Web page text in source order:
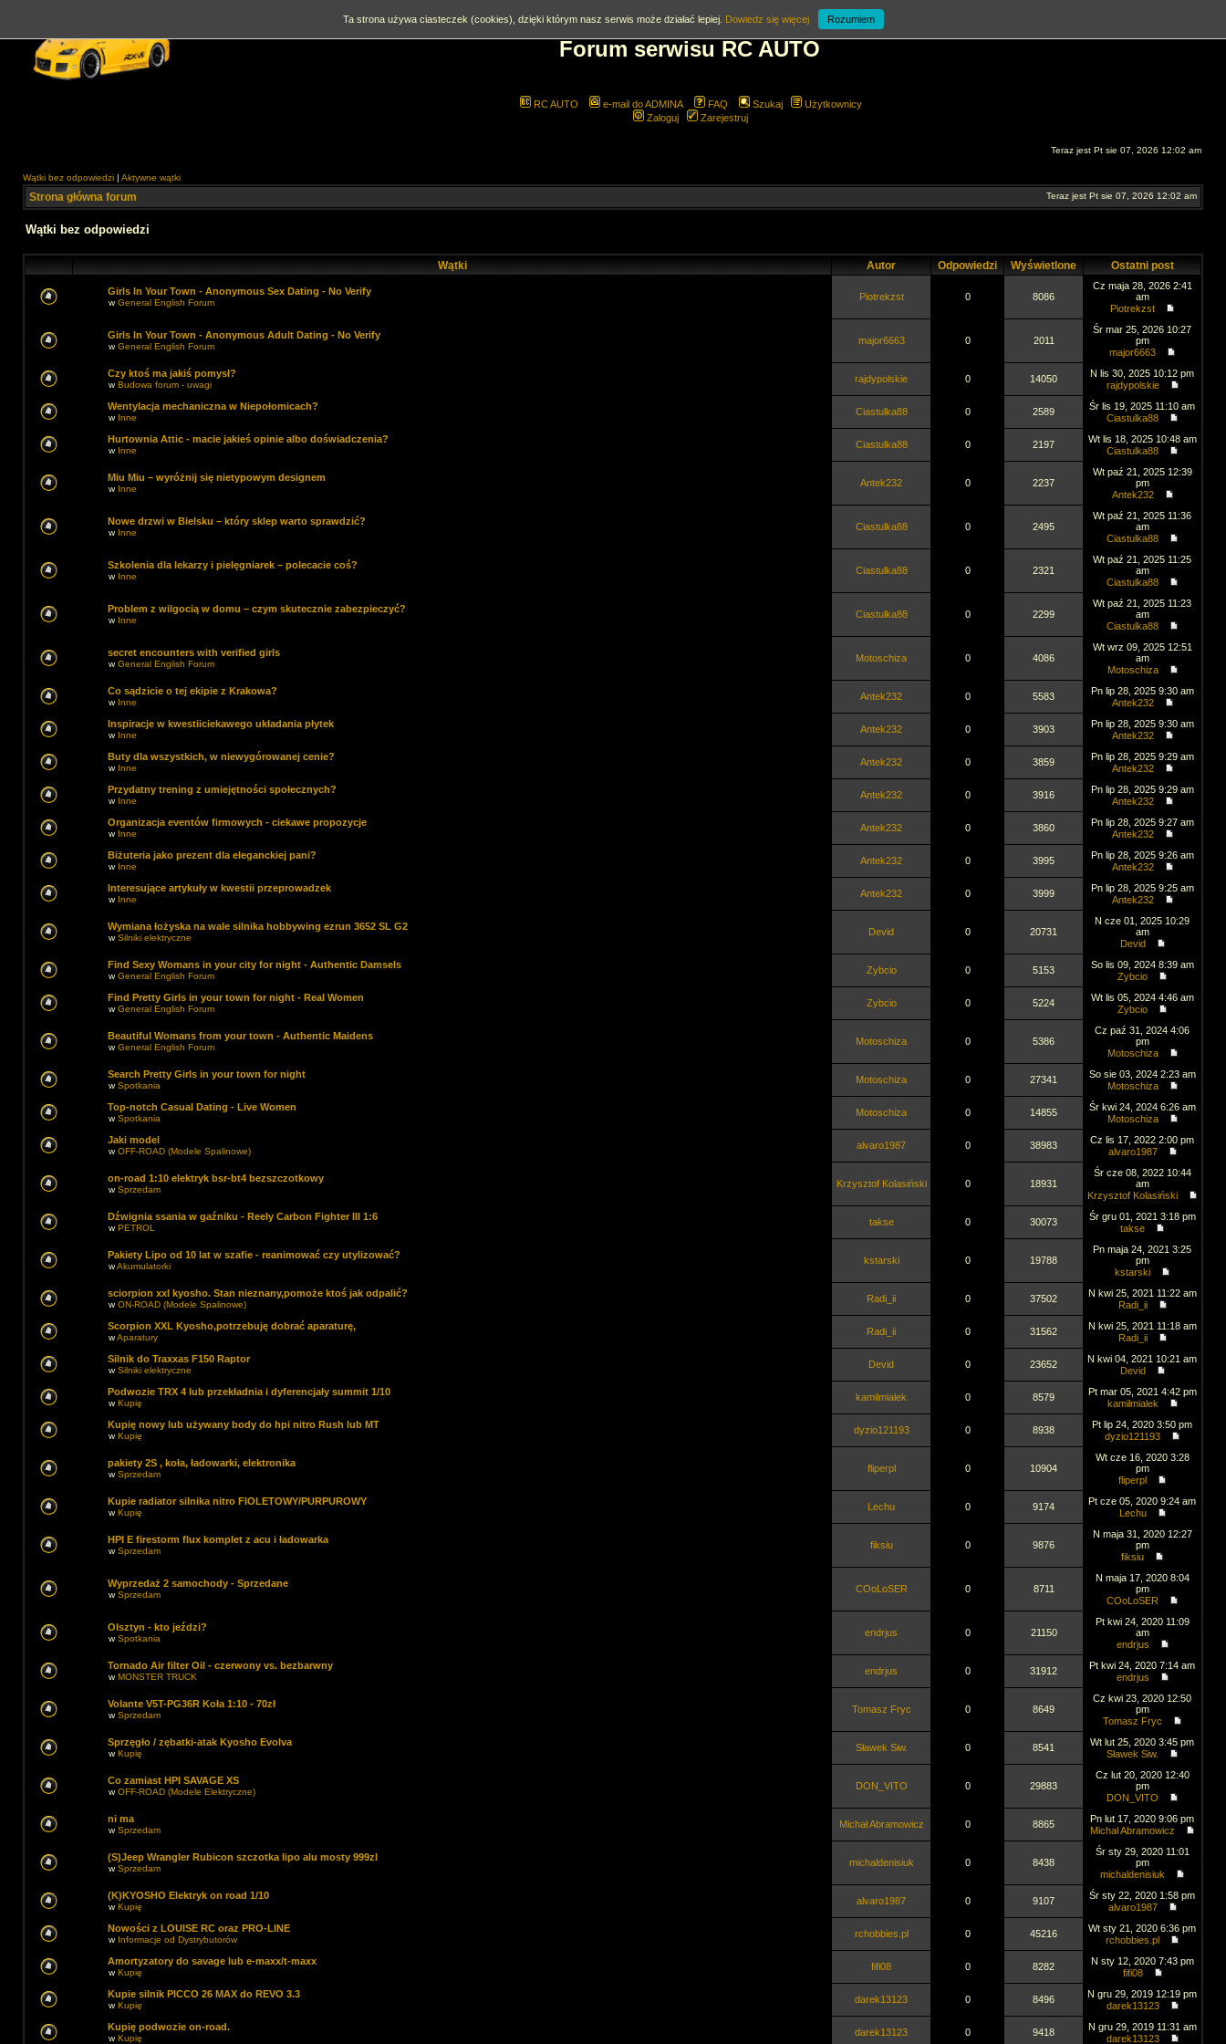
Forum serwisu RC AUTO
RC AUTO e-mail do ADMINA FAQ Szukaj
Użytkownicy
Zaloguj
Zarejestruj
Teraz jest Pt sie 07, 2026 12:02 am
Wątki bez odpowiedzi | Aktywne wątki
Strona główna forum Teraz jest Pt sie 07, 2026 12:02 am
Wątki bez odpowiedzi
Wątki Autor Odpowiedzi Wyświetlone Ostatni post
Girls In Your Town - Anonymous Sex Dating - No Verify
wGeneral English Forum
Piotrekzst 0 8086
Cz maja 28, 2026 2:41
am
Piotrekzst
Girls In Your Town - Anonymous Adult Dating - No Verify
wGeneral English Forum
major6663 0 2011
Śr mar 25, 2026 10:27
pm
major6663
Czy ktoś ma jakiś pomysł?
wBudowa forum - uwagi
rajdypolskie 0 14050
N lis 30, 2025 10:12 pm
rajdypolskie
Wentylacja mechaniczna w Niepołomicach?
w Inne
Ciastulka88 0 2589
Śr lis 19, 2025 11:10 am
Ciastulka88
Hurtownia Attic - macie jakieś opinie albo doświadczenia?
w Inne
Ciastulka88 0 2197
Wt lis 18, 2025 10:48 am
Ciastulka88
Miu Miu – wyróżnij się nietypowym designem
w Inne
Antek232 0 2237
Wt paź 21, 2025 12:39
pm
Antek232
Nowe drzwi w Bielsku – który sklep warto sprawdzić?
w Inne
Ciastulka88 0 2495
Wt paź 21, 2025 11:36
am
Ciastulka88
Szkolenia dla lekarzy i pielęgniarek – polecacie coś?
w Inne
Ciastulka88 0 2321
Wt paź 21, 2025 11:25
am
Ciastulka88
Problem z wilgocią w domu – czym skutecznie zabezpieczyć?
w Inne
Ciastulka88 0 2299
Wt paź 21, 2025 11:23
am
Ciastulka88
secret encounters with verified girls
wGeneral English Forum
Motoschiza 0 4086
Wt wrz 09, 2025 12:51
am
Motoschiza
Co sądzicie o tej ekipie z Krakowa?
w Inne
Antek232 0 5583
Pn lip 28, 2025 9:30 am
Antek232
Inspiracje w kwestiiciekawego układania płytek
w Inne
Antek232 0 3903
Pn lip 28, 2025 9:30 am
Antek232
Buty dla wszystkich, w niewygórowanej cenie?
w Inne
Antek232 0 3859
Pn lip 28, 2025 9:29 am
Antek232
Przydatny trening z umiejętności społecznych?
w Inne
Antek232 0 3916
Pn lip 28, 2025 9:29 am
Antek232
Organizacja eventów firmowych - ciekawe propozycje
w Inne
Antek232 0 3860
Pn lip 28, 2025 9:27 am
Antek232
Biżuteria jako prezent dla eleganckiej pani?
w Inne
Antek232 0 3995
Pn lip 28, 2025 9:26 am
Antek232
Interesujące artykuły w kwestii przeprowadzek
w Inne
Antek232 0 3999
Pn lip 28, 2025 9:25 am
Antek232
Wymiana łożyska na wale silnika hobbywing ezrun 3652 SL G2
wSilniki elektryczne
Devid 0 20731
N cze 01, 2025 10:29
am
Devid
Find Sexy Womans in your city for night - Authentic Damsels
wGeneral English Forum
Zybcio 0 5153
So lis 09, 2024 8:39 am
Zybcio
Find Pretty Girls in your town for night - Real Women
wGeneral English Forum
Zybcio 0 5224
Wt lis 05, 2024 4:46 am
Zybcio
Beautiful Womans from your town - Authentic Maidens
wGeneral English Forum
Motoschiza 0 5386
Cz paź 31, 2024 4:06
pm
Motoschiza
Search Pretty Girls in your town for night
wSpotkania
Motoschiza 0 27341
So sie 03, 2024 2:23 am
Motoschiza
Top-notch Сasual Dating - Live Women
wSpotkania
Motoschiza 0 14855
Śr kwi 24, 2024 6:26 am
Motoschiza
Jaki model
wOFF-ROAD (Modele Spalinowe)
alvaro1987 0 38983
Cz lis 17, 2022 2:00 pm
alvaro1987
on-road 1:10 elektryk bsr-bt4 bezszczotkowy
wSprzedam
Krzysztof Kolasiński 0 18931
Śr cze 08, 2022 10:44
am
Krzysztof Kolasiński
Dźwignia ssania w gaźniku - Reely Carbon Fighter III 1:6
wPETROL
takse 0 30073
Śr gru 01, 2021 3:18 pm
takse
Pakiety Lipo od 10 lat w szafie - reanimować czy utylizować?
wAkumulatorki
kstarski 0 19788
Pn maja 24, 2021 3:25
pm
kstarski
sciorpion xxl kyosho. Stan nieznany,pomoże ktoś jak odpalić?
wON-ROAD (Modele Spalinowe)
Radi_ii 0 37502
N kwi 25, 2021 11:22 am
Radi_ii
Scorpion XXL Kyosho,potrzebuję dobrać aparaturę,
wAparatury
Radi_ii 0 31562
N kwi 25, 2021 11:18 am
Radi_ii
Silnik do Traxxas F150 Raptor
wSilniki elektryczne
Devid 0 23652
N kwi 04, 2021 10:21 am
Devid
Podwozie TRX 4 lub przekładnia i dyferencjały summit 1/10
wKupię
kamilmialek 0 8579
Pt mar 05, 2021 4:42 pm
kamilmialek
Kupię nowy lub używany body do hpi nitro Rush lub MT
wKupię
dyzio121193 0 8938
Pt lip 24, 2020 3:50 pm
dyzio121193
pakiety 2S , koła, ładowarki, elektronika
wSprzedam
fliperpl 0 10904
Wt cze 16, 2020 3:28
pm
fliperpl
Kupie radiator silnika nitro FIOLETOWY/PURPUROWY
wKupię
Lechu 0 9174
Pt cze 05, 2020 9:24 am
Lechu
HPI E firestorm flux komplet z acu i ładowarka
wSprzedam
fiksiu 0 9876
N maja 31, 2020 12:27
pm
fiksiu
Wyprzedaż 2 samochody - Sprzedane
wSprzedam
COoLoSER 0 8711
N maja 17, 2020 8:04
pm
COoLoSER
Olsztyn - kto jeździ?
wSpotkania
endrjus 0 21150
Pt kwi 24, 2020 11:09
am
endrjus
Tornado Air filter Oil - czerwony vs. bezbarwny
wMONSTER TRUCK
endrjus 0 31912
Pt kwi 24, 2020 7:14 am
endrjus
Volante V5T-PG36R Koła 1:10 - 70zł
wSprzedam
Tomasz Fryc 0 8649
Cz kwi 23, 2020 12:50
pm
Tomasz Fryc
Sprzęgło / zębatki-atak Kyosho Evolva
wKupię
Sławek Siw. 0 8541
Wt lut 25, 2020 3:45 pm
Sławek Siw.
Co zamiast HPI SAVAGE XS
wOFF-ROAD (Modele Elektryczne)
DON_VITO 0 29883
Cz lut 20, 2020 12:40
pm
DON_VITO
ni ma
wSprzedam
Michał Abramowicz 0 8865
Pn lut 17, 2020 9:06 pm
Michał Abramowicz
(S)Jeep Wrangler Rubicon szczotka lipo alu mosty 999zl
wSprzedam
michaldenisiuk 0 8438
Śr sty 29, 2020 11:01
pm
michaldenisiuk
(K)KYOSHO Elektryk on road 1/10
wKupię
alvaro1987 0 9107
Śr sty 22, 2020 1:58 pm
alvaro1987
Nowości z LOUISE RC oraz PRO-LINE
w Informacje od Dystrybutorów
rchobbies.pl 0 45216
Wt sty 21, 2020 6:36 pm
rchobbies.pl
Amortyzatory do savage lub e-maxx/t-maxx
wKupię
fifi08 0 8282
N sty 12, 2020 7:43 pm
fifi08
Kupie silnik PICCO 26 MAX do REVO 3.3
wKupię
darek13123 0 8496
N gru 29, 2019 12:19 pm
darek13123
Kupię podwozie on-road.
wKupię
darek13123 0 9418
N gru 29, 2019 11:31 am
darek13123
Ta strona używa ciasteczek (cookies), dzięki którym nasz serwis może działać lepiej. Dowiedz się więcej Rozumiem